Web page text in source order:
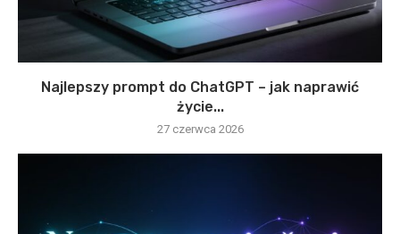
Najlepszy prompt do ChatGPT – jak naprawić
życie...
27 czerwca 2026